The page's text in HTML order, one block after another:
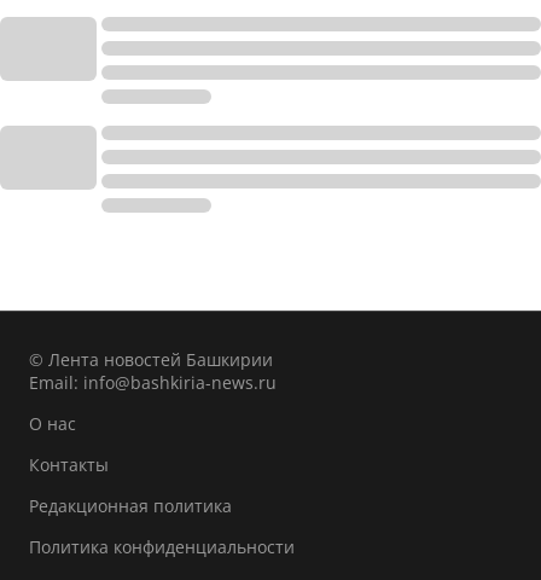
© Лента новостей Башкирии
Email: info@bashkiria-news.ru
О нас
Контакты
Редакционная политика
Политика конфиденциальности